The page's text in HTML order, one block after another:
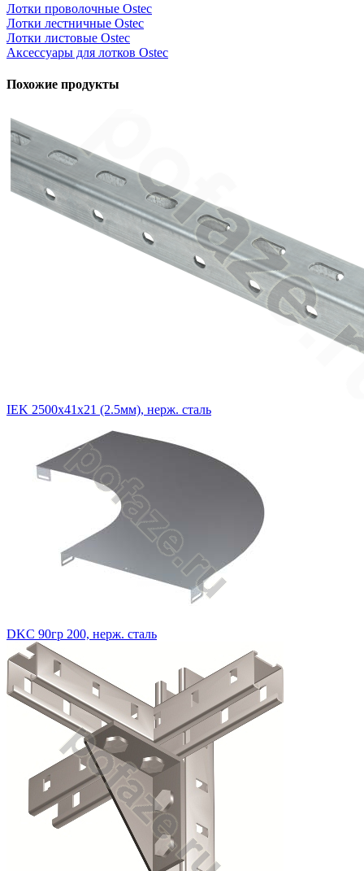
Лотки проволочные Ostec
Лотки лестничные Ostec
Лотки листовые Ostec
Аксессуары для лотков Ostec
Похожие продукты
IEK 2500х41х21 (2.5мм), нерж. сталь
DKC 90гр 200, нерж. сталь